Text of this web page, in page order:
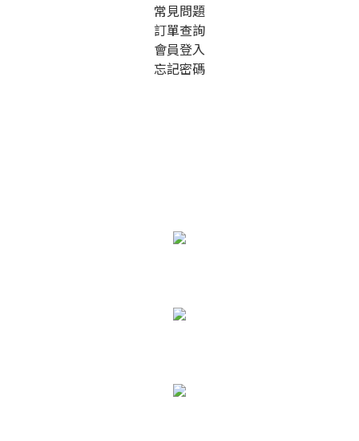
常見問題
訂單查詢
會員登入
忘記密碼